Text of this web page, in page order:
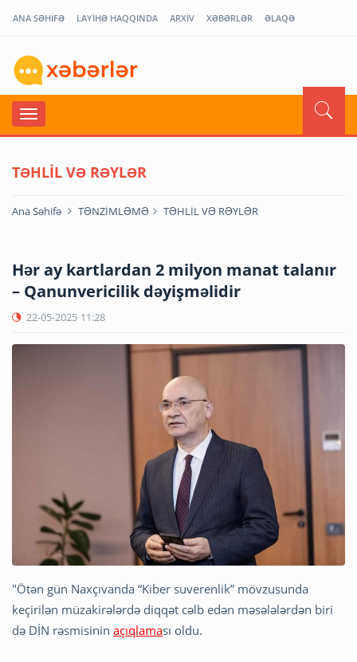
ANA SƏHİFƏ LAYİHƏ HAQQINDA ARXİV XƏBƏRLƏR ƏLAQƏ
TƏHLİL VƏ RƏYLƏR
Ana Səhifə TƏNZİMLƏMƏ TƏHLİL VƏ RƏYLƏR
Hər ay kartlardan 2 milyon manat talanır
– Qanunvericilik dəyişməlidir
22-05-2025 11:28
"Ötən gün Naxçıvanda “Kiber suverenlik” mövzusunda
keçirilən müzakirələrdə diqqət cəlb edən məsələlərdən biri
də DİN rəsmisinin açıqlaması oldu.